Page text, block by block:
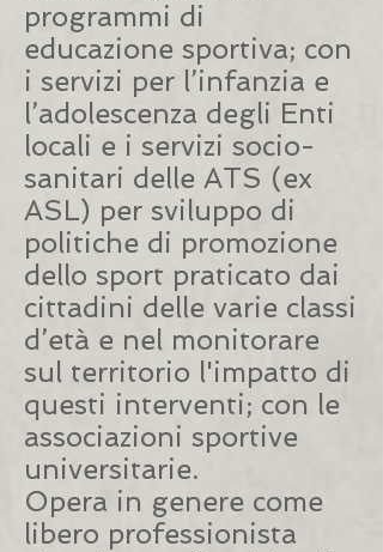
programmi di
educazione sportiva; con
i servizi per l’infanzia e
l’adolescenza degli Enti
locali e i servizi socio-
sanitari delle ATS (ex
ASL) per sviluppo di
politiche di promozione
dello sport praticato dai
cittadini delle varie classi
d’età e nel monitorare
sul territorio l'impatto di
questi interventi; con le
associazioni sportive
universitarie.
Opera in genere come
libero professionista